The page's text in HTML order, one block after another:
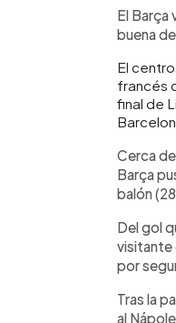
El Barça
buena
El
francés
final de
Cerca
Barça
balón
Del gol
visitante
por
Tras la
al